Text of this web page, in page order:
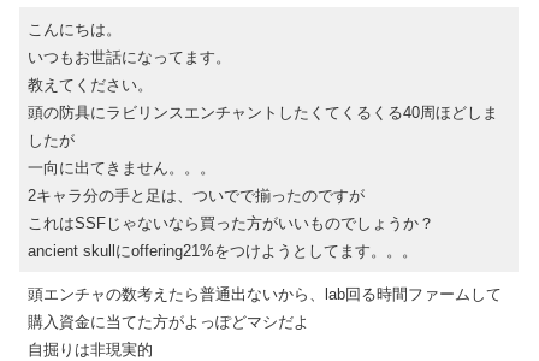
こんにちは。
いつもお世話になってます。
教えてください。
頭の防具にラビリンスエンチャントしたくてくるくる40周ほどしま
したが
一向に出てきません。。。
2キャラ分の手と足は、ついでで揃ったのですが
これはSSFじゃないなら買った方がいいものでしょうか？
ancient skullにoffering21%をつけようとしてます。。。
頭エンチャの数考えたら普通出ないから、lab回る時間ファームして
購入資金に当てた方がよっぽどマシだよ
自掘りは非現実的